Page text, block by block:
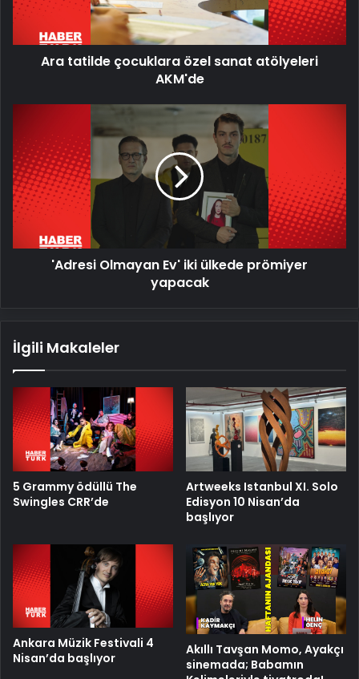
AKM'de
Ara tatilde çocuklara özel sanat atölyeleri
AKM'de
Ev'
iki
ülkede
prömiyer
yapacak
'Adresi Olmayan Ev' iki ülkede prömiyer
yapacak
İlgili Makaleler
5 Grammy ödüllü The
Swingles CRR’de
Artweeks Istanbul XI. Solo
Edisyon 10 Nisan’da
başlıyor
Ankara Müzik Festivali 4
Nisan’da başlıyor
Akıllı Tavşan Momo, Ayakçı
sinemada; Babamın